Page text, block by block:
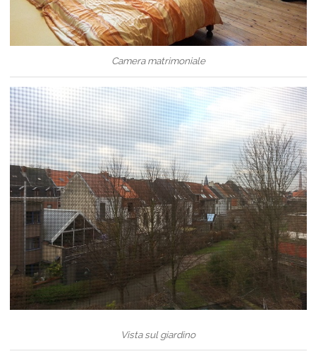
Camera matrimoniale
Vista sul giardino